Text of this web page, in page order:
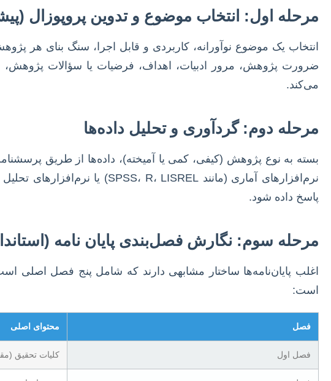
مرحله اول: انتخاب موضوع و تدوین پروپوزال
انتخاب یک موضوع نوآورانه، کاربردی و قابل اجرا، سنگ بنای هر
ضرورت پژوهش، مرور ادبیات، اهداف، فرضیات یا سؤالات
می‌کند.
مرحله دوم: گردآوری و تحلیل داده‌ها
بسته به نوع پژوهش (کیفی، کمی یا آمیخته)، داده‌ها از طریق
پاسخ داده شود.
مرحله سوم: نگارش فصل‌بندی پایان نامه
اغلب پایان‌نامه‌ها ساختار مشابهی دارند که شامل پنج فصل اصلی
است:
فصل محتوای اصلی
فصل اول کلیات تحقیق